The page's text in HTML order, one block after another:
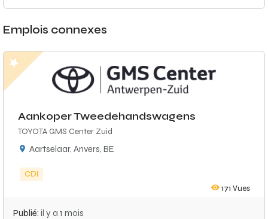
Emplois connexes
Aankoper Tweedehandswagens
TOYOTA GMS Center Zuid
Aartselaar, Anvers, BE
CDI
171 Vues
Publié: il y a 1 mois